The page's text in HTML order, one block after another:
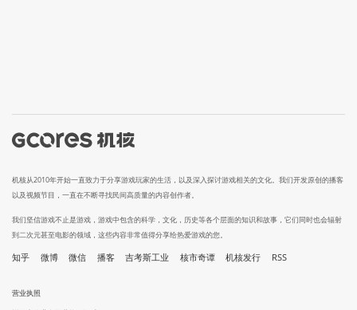
机核从2010年开始一直致力于分享游戏玩家的生活，以及深入探讨游戏相关的文化。我们开发原创的播客
以及视频节目，一直在不断寻找民间高质量的内容创作者。
我们坚信游戏不止是游戏，游戏中包含的科学，文化，历史等各个层面的知识和故事，它们同时也会辐射
到二次元甚至电影的领域，这些内容非常值得分享给热爱游戏的您。
知乎 微博 微信 播客 吉考斯工业 核市奇谭 机核发行 RSS
营业执照